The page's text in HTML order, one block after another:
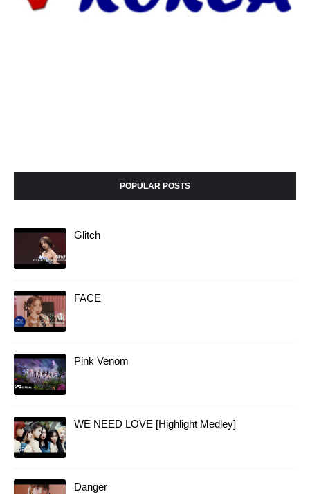
POPULAR POSTS
Glitch
FACE
Pink Venom
WE NEED LOVE [Highlight Medley]
Danger